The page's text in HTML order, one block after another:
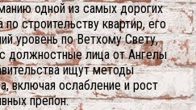
одной из самых дорогих
строительству квартир, его
уровень по Ветхому Свету,
должностные лица от Ангелы
ищут методы
включая ослабление и рост
препон.